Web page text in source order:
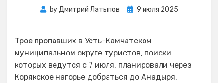
byДмитрий Латыпов
Posted
9 июля 2025
Трое пропавших в Усть-Камчатском
муниципальном округе туристов, поиски
которых ведутся с 7 июля, планировали через
Корякское нагорье добраться до Анадыря,